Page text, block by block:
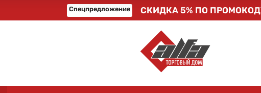
Спецпредложение СКИДКА 5% ПО